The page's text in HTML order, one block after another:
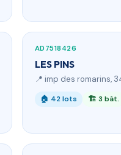
AD7518426
LES PINS
📍 imp des romarins,
🏠 42 lots 🏗 3 bât.